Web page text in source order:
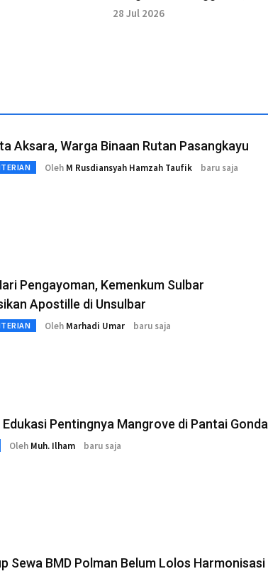
Inovasi di
Kejar IKPA
28 Jul 2026
Aksara, Warga Binaan Rutan Pasangkayu
Oleh M Rusdiansyah Hamzah Taufik baru saja
Pengayoman, Kemenkum Sulbar
Apostille di Unsulbar
Oleh Marhadi Umar baru saja
Edukasi Pentingnya Mangrove di Pantai Gonda
Oleh Muh. Ilham baru saja
Sewa BMD Polman Belum Lolos Harmonisasi